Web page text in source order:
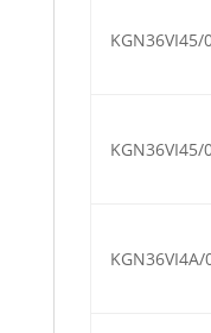
KGN36VI45/
KGN36VI45/
KGN36VI4A/